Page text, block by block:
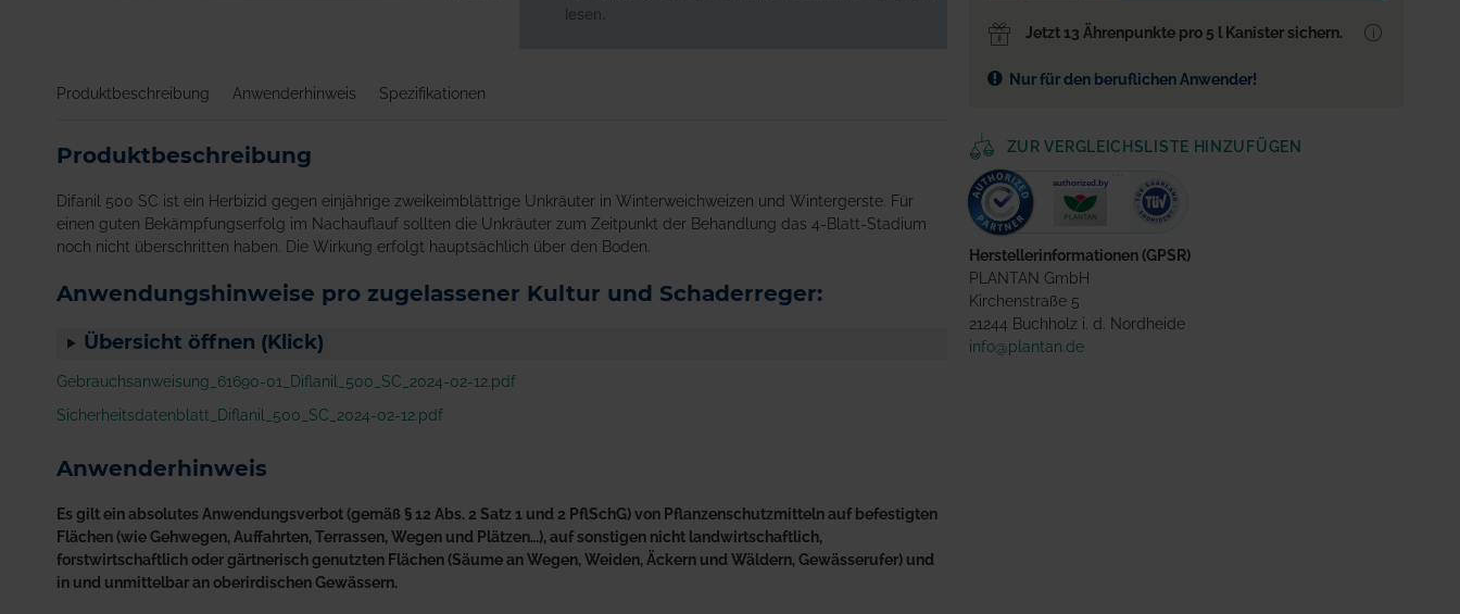
springen
lesen.
Produktbeschreibung Anwenderhinweis Spezifikationen
Produktbeschreibung
Difanil 500 SC ist ein Herbizid gegen einjährige zweikeimblättrige Unkräuter in Winterweichweizen und Wintergerste. Für
einen guten Bekämpfungserfolg im Nachauflauf sollten die Unkräuter zum Zeitpunkt der Behandlung das 4-Blatt-Stadium
noch nicht überschritten haben. Die Wirkung erfolgt hauptsächlich über den Boden.
Anwendungshinweise pro zugelassener Kultur und Schaderreger:
Übersicht öffnen (Klick)
Gebrauchsanweisung_61690-01_Diflanil_500_SC_2024-02-12.pdf
Sicherheitsdatenblatt_Diflanil_500_SC_2024-02-12.pdf
Anwenderhinweis
Es gilt ein absolutes Anwendungsverbot (gemäß § 12 Abs. 2 Satz 1 und 2 PflSchG) von Pflanzenschutzmitteln auf befestigten
Flächen (wie Gehwegen, Auffahrten, Terrassen, Wegen und Plätzen…), auf sonstigen nicht landwirtschaftlich,
forstwirtschaftlich oder gärtnerisch genutzten Flächen (Säume an Wegen, Weiden, Äckern und Wäldern, Gewässerufer) und
in und unmittelbar an oberirdischen Gewässern.
Jetzt 13 Ährenpunkte pro 5 l Kanister sichern.
Nur für den beruflichen Anwender!
ZUR VERGLEICHSLISTE HINZUFÜGEN
Herstellerinformationen (GPSR)
PLANTAN GmbH
Kirchenstraße 5
21244 Buchholz i. d. Nordheide
info@plantan.de